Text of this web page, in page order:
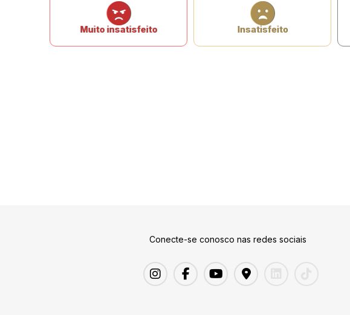
Muito insatisfeito Insatisfeito
Conecte-se conosco nas redes sociais